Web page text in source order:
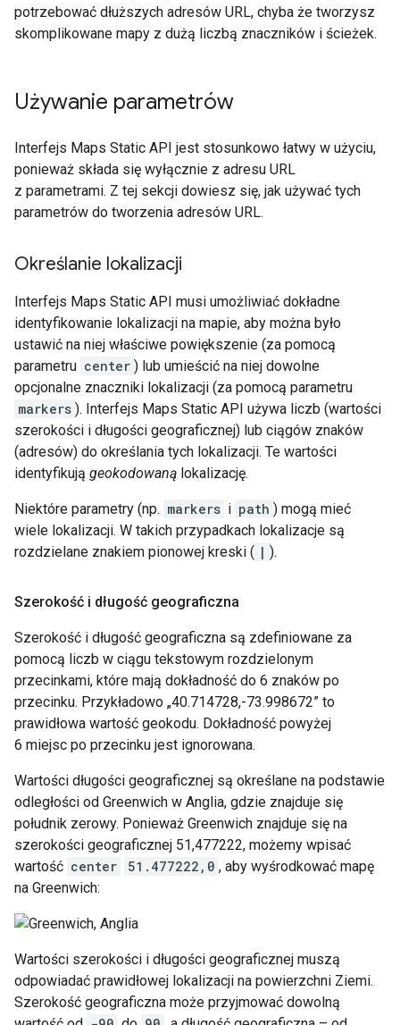
potrzebować dłuższych adresów URL, chyba że tworzysz
skomplikowane mapy z dużą liczbą znaczników i ścieżek.
Używanie parametrów
Interfejs Maps Static API jest stosunkowo łatwy w użyciu,
ponieważ składa się wyłącznie z adresu URL
z parametrami. Z tej sekcji dowiesz się, jak używać tych
parametrów do tworzenia adresów URL.
Określanie lokalizacji
Interfejs Maps Static API musi umożliwiać dokładne
identyfikowanie lokalizacji na mapie, aby można było
ustawić na niej właściwe powiększenie (za pomocą
parametru center ) lub umieścić na niej dowolne
opcjonalne znaczniki lokalizacji (za pomocą parametru
markers ). Interfejs Maps Static API używa liczb (wartości
szerokości i długości geograficznej) lub ciągów znaków
(adresów) do określania tych lokalizacji. Te wartości
identyfikują geokodowaną lokalizację.
Niektóre parametry (np. markers i path ) mogą mieć
wiele lokalizacji. W takich przypadkach lokalizacje są
rozdzielane znakiem pionowej kreski ( | ).
Szerokość i długość geograficzna
Szerokość i długość geograficzna są zdefiniowane za
pomocą liczb w ciągu tekstowym rozdzielonym
przecinkami, które mają dokładność do 6 znaków po
przecinku. Przykładowo „40.714728,-73.998672” to
prawidłowa wartość geokodu. Dokładność powyżej
6 miejsc po przecinku jest ignorowana.
Wartości długości geograficznej są określane na podstawie
odległości od Greenwich w Anglia, gdzie znajduje się
południk zerowy. Ponieważ Greenwich znajduje się na
szerokości geograficznej 51,477222, możemy wpisać
wartość center 51.477222,0 , aby wyśrodkować mapę
na Greenwich:
Wartości szerokości i długości geograficznej muszą
odpowiadać prawidłowej lokalizacji na powierzchni Ziemi.
Szerokość geograficzna może przyjmować dowolną